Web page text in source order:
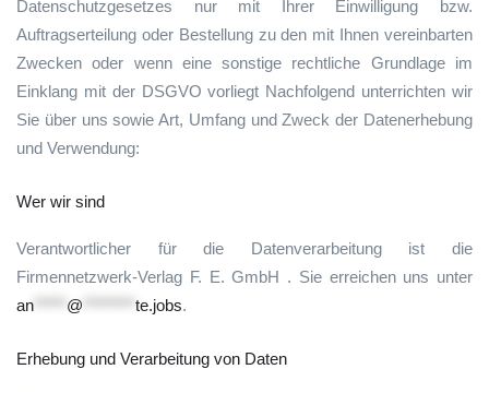
Datenschutzgesetzes nur mit Ihrer Einwilligung bzw.
Auftragserteilung oder Bestellung zu den mit Ihnen vereinbarten
Zwecken oder wenn eine sonstige rechtliche Grundlage im
Einklang mit der DSGVO vorliegt Nachfolgend unterrichten wir
Sie über uns sowie Art, Umfang und Zweck der Datenerhebung
und Verwendung:
Wer wir sind
Verantwortlicher für die Datenverarbeitung ist die
Firmennetzwerk-Verlag F. E. GmbH . Sie erreichen uns unter
an
@ te.jobs.
Erhebung und Verarbeitung von Daten